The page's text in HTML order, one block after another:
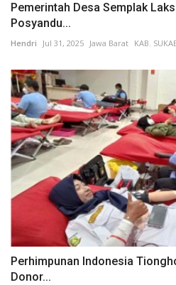
Pemerintah Desa Semplak
Posyandu...
Hendri Jul 31, 2025 Jawa Barat KAB.
Perhimpunan Indonesia
Donor...